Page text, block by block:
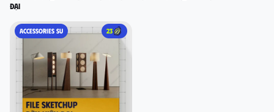
đại
ACCESSORIES SU 23